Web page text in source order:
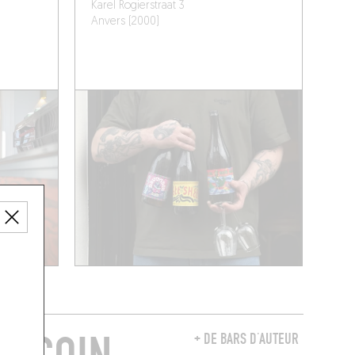
Karel Rogierstraat 3
Anvers (2000)
+ DE BARS D’AUTEUR